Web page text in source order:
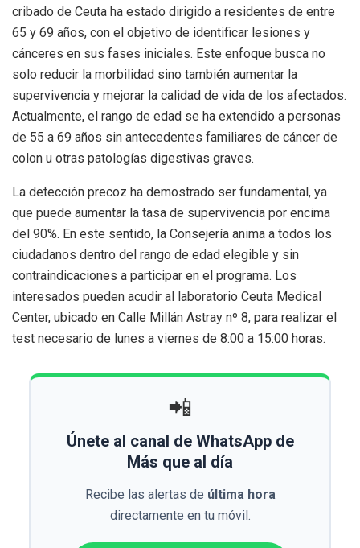
cribado de Ceuta ha estado dirigido a residentes de entre
65 y 69 años, con el objetivo de identificar lesiones y
cánceres en sus fases iniciales. Este enfoque busca no
solo reducir la morbilidad sino también aumentar la
supervivencia y mejorar la calidad de vida de los afectados.
Actualmente, el rango de edad se ha extendido a personas
de 55 a 69 años sin antecedentes familiares de cáncer de
colon u otras patologías digestivas graves.
La detección precoz ha demostrado ser fundamental, ya
que puede aumentar la tasa de supervivencia por encima
del 90%. En este sentido, la Consejería anima a todos los
ciudadanos dentro del rango de edad elegible y sin
contraindicaciones a participar en el programa. Los
interesados pueden acudir al laboratorio Ceuta Medical
Center, ubicado en Calle Millán Astray nº 8, para realizar el
test necesario de lunes a viernes de 8:00 a 15:00 horas.
📲
Únete al canal de WhatsApp de
Más que al día
Recibe las alertas de última hora
directamente en tu móvil.